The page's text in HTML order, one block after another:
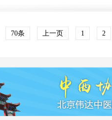
70条 上一页 1 2